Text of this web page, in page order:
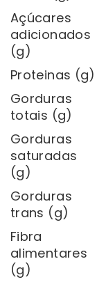
Açúcares
adicionados
(g)
Proteinas (g)
Gorduras
totais (g)
Gorduras
saturadas
(g)
Gorduras
trans (g)
Fibra
alimentares
(g)